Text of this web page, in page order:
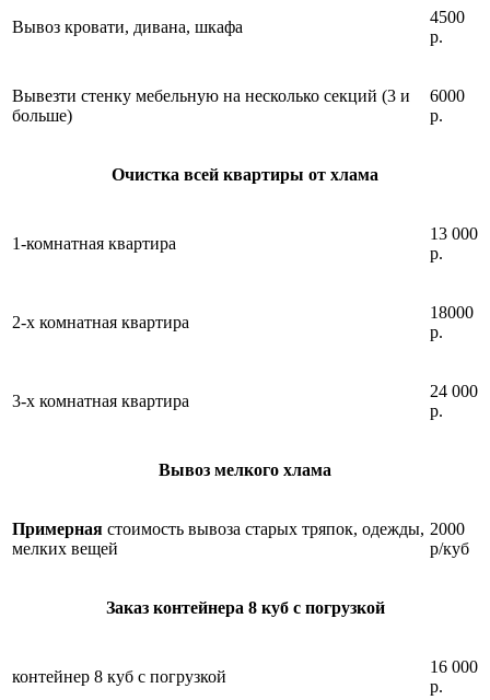
Вывоз кровати, дивана, шкафа
4500
р.
Вывезти стенку мебельную на несколько секций (3 и
больше)
6000
р.
Очистка всей квартиры от хлама
1-комнатная квартира
13 000
р.
2-х комнатная квартира
18000
р.
3-х комнатная квартира
24 000
р.
Вывоз мелкого хлама
Примерная стоимость вывоза старых тряпок, одежды,
мелких вещей
2000
р/куб
Заказ контейнера 8 куб с погрузкой
контейнер 8 куб с погрузкой
16 000
р.